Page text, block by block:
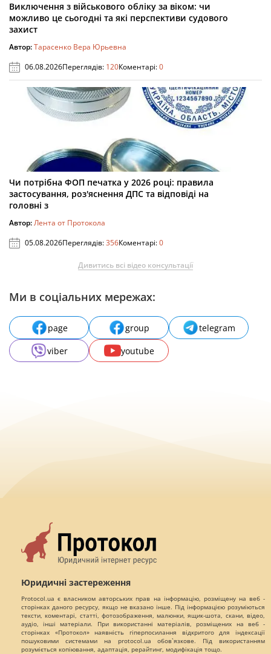
Виключення з військового обліку за віком: чи
можливо це сьогодні та які перспективи судового
захист
Автор:Тарасенко Вера Юрьевна
06.08.2026Переглядів: 120Коментарі:0
Чи потрібна ФОП печатка у 2026 році: правила
застосування, роз'яснення ДПС та відповіді на
головні з
Автор:Лента от Протокола
05.08.2026Переглядів:356Коментарі:0
Дивитись всі відео консультації
Ми в соціальних мережах:
page group
telegram
viber
youtube
Юридичні застереження
Protocol.ua є власником авторських прав на інформацію, розміщену на веб -
сторінках даного ресурсу, якщо не вказано інше. Під інформацією розуміються
тексти, коментарі, статті, фотозображення, малюнки, ящик-шота, скани, відео,
аудіо, інші матеріали. При використанні матеріалів, розміщених на веб -
сторінках «Протокол» наявність гіперпосилання відкритого для індексації
пошуковими системами на protocol.ua обов`язкове. Під використанням
розуміється копіювання, адаптація, рерайтинг, модифікація тощо.